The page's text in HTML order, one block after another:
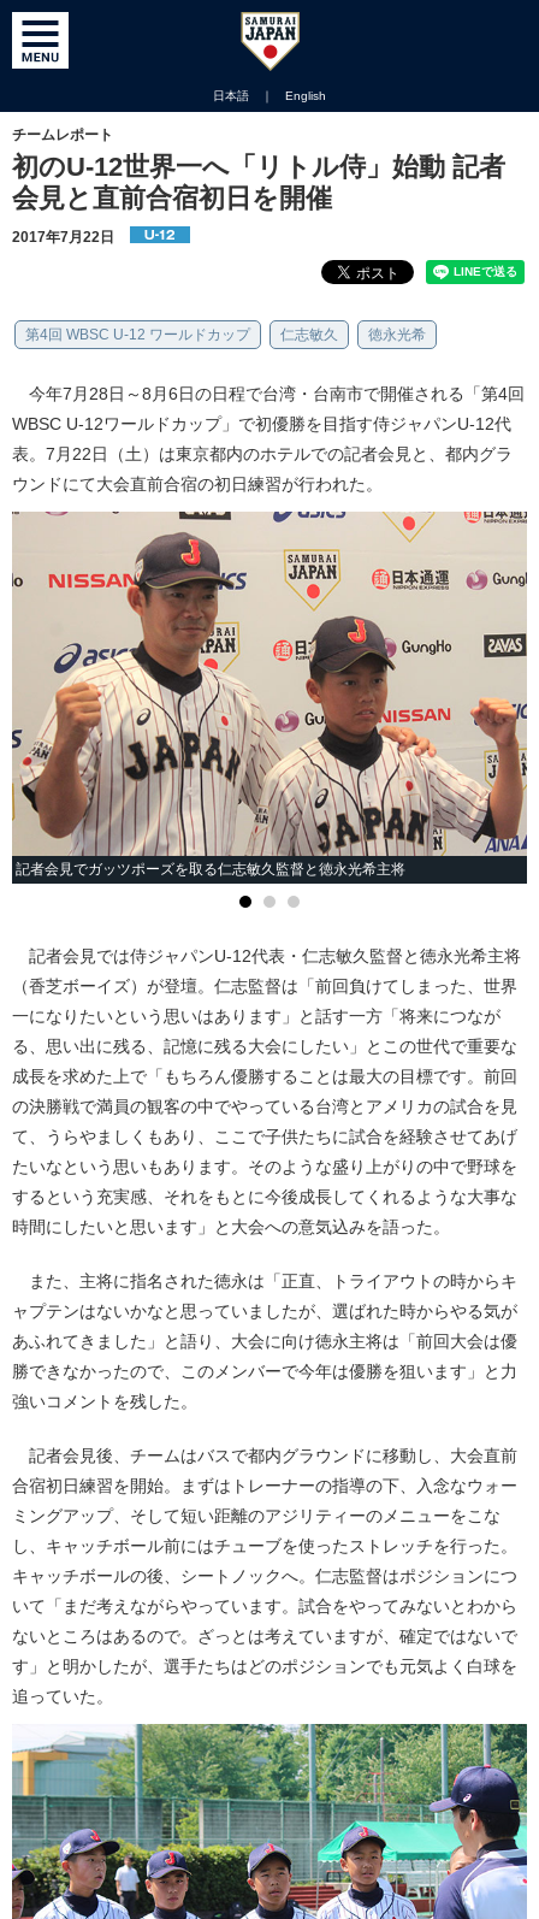
日本語 ｜ English
チームレポート
初のU-12世界一へ「リトル侍」始動 記者
会見と直前合宿初日を開催
2017年7月22日
第4回 WBSC U-12 ワールドカップ 仁志敏久 徳永光希
今年7月28日～8月6日の日程で台湾・台南市で開催される「第4回
WBSC U-12ワールドカップ」で初優勝を目指す侍ジャパンU-12代
表。7月22日（土）は東京都内のホテルでの記者会見と、都内グラ
ウンドにて大会直前合宿の初日練習が行われた。
記者会見でガッツポーズを取る仁志敏久監督と徳永光希主将
記者会見では侍ジャパンU-12代表・仁志敏久監督と徳永光希主将
（香芝ボーイズ）が登壇。仁志監督は「前回負けてしまった、世界
一になりたいという思いはあります」と話す一方「将来につなが
る、思い出に残る、記憶に残る大会にしたい」とこの世代で重要な
成長を求めた上で「もちろん優勝することは最大の目標です。前回
の決勝戦で満員の観客の中でやっている台湾とアメリカの試合を見
て、うらやましくもあり、ここで子供たちに試合を経験させてあげ
たいなという思いもあります。そのような盛り上がりの中で野球を
するという充実感、それをもとに今後成長してくれるような大事な
時間にしたいと思います」と大会への意気込みを語った。
また、主将に指名された徳永は「正直、トライアウトの時からキ
ャプテンはないかなと思っていましたが、選ばれた時からやる気が
あふれてきました」と語り、大会に向け徳永主将は「前回大会は優
勝できなかったので、このメンバーで今年は優勝を狙います」と力
強いコメントを残した。
記者会見後、チームはバスで都内グラウンドに移動し、大会直前
合宿初日練習を開始。まずはトレーナーの指導の下、入念なウォー
ミングアップ、そして短い距離のアジリティーのメニューをこな
し、キャッチボール前にはチューブを使ったストレッチを行った。
キャッチボールの後、シートノックへ。仁志監督はポジションにつ
いて「まだ考えながらやっています。試合をやってみないとわから
ないところはあるので。ざっとは考えていますが、確定ではないで
す」と明かしたが、選手たちはどのポジションでも元気よく白球を
追っていた。